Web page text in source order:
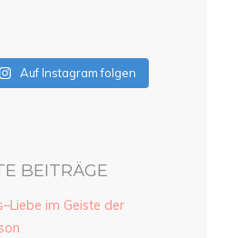
Auf Instagram folgen
BEITRÄGE
im Geiste der